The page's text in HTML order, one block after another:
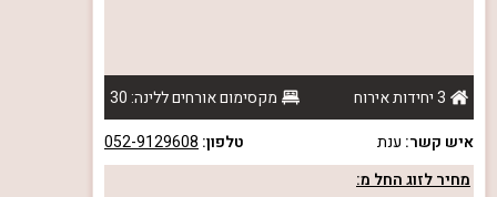
3 יחידות אירוח
מקסימום אורחים ללינה: 30
איש קשר: ענת טלפון: 052-9129608
מחיר לזוג החל מ: